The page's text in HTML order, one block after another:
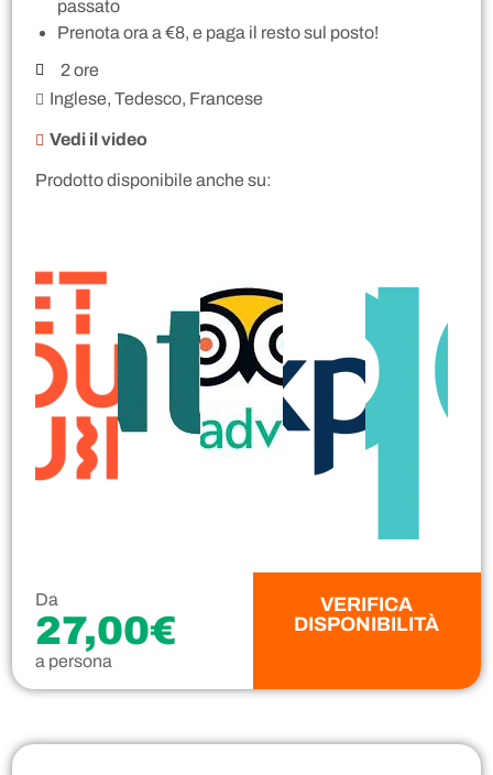
passato
Prenota ora a €8, e paga il resto sul posto!
2 ore
Inglese, Tedesco, Francese
Vedi il video
Prodotto disponibile anche su:
Da
27,00€
a persona
VERIFICA
DISPONIBILITÀ